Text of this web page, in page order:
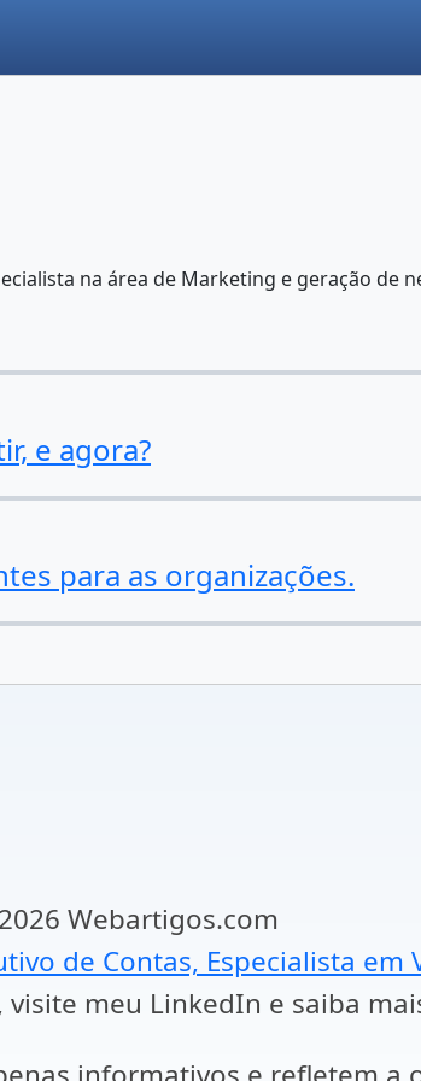
na área de Marketing e geração de
e agora?
para as organizações.
Webartigos.com
de Contas, Especialista em
meu LinkedIn e saiba